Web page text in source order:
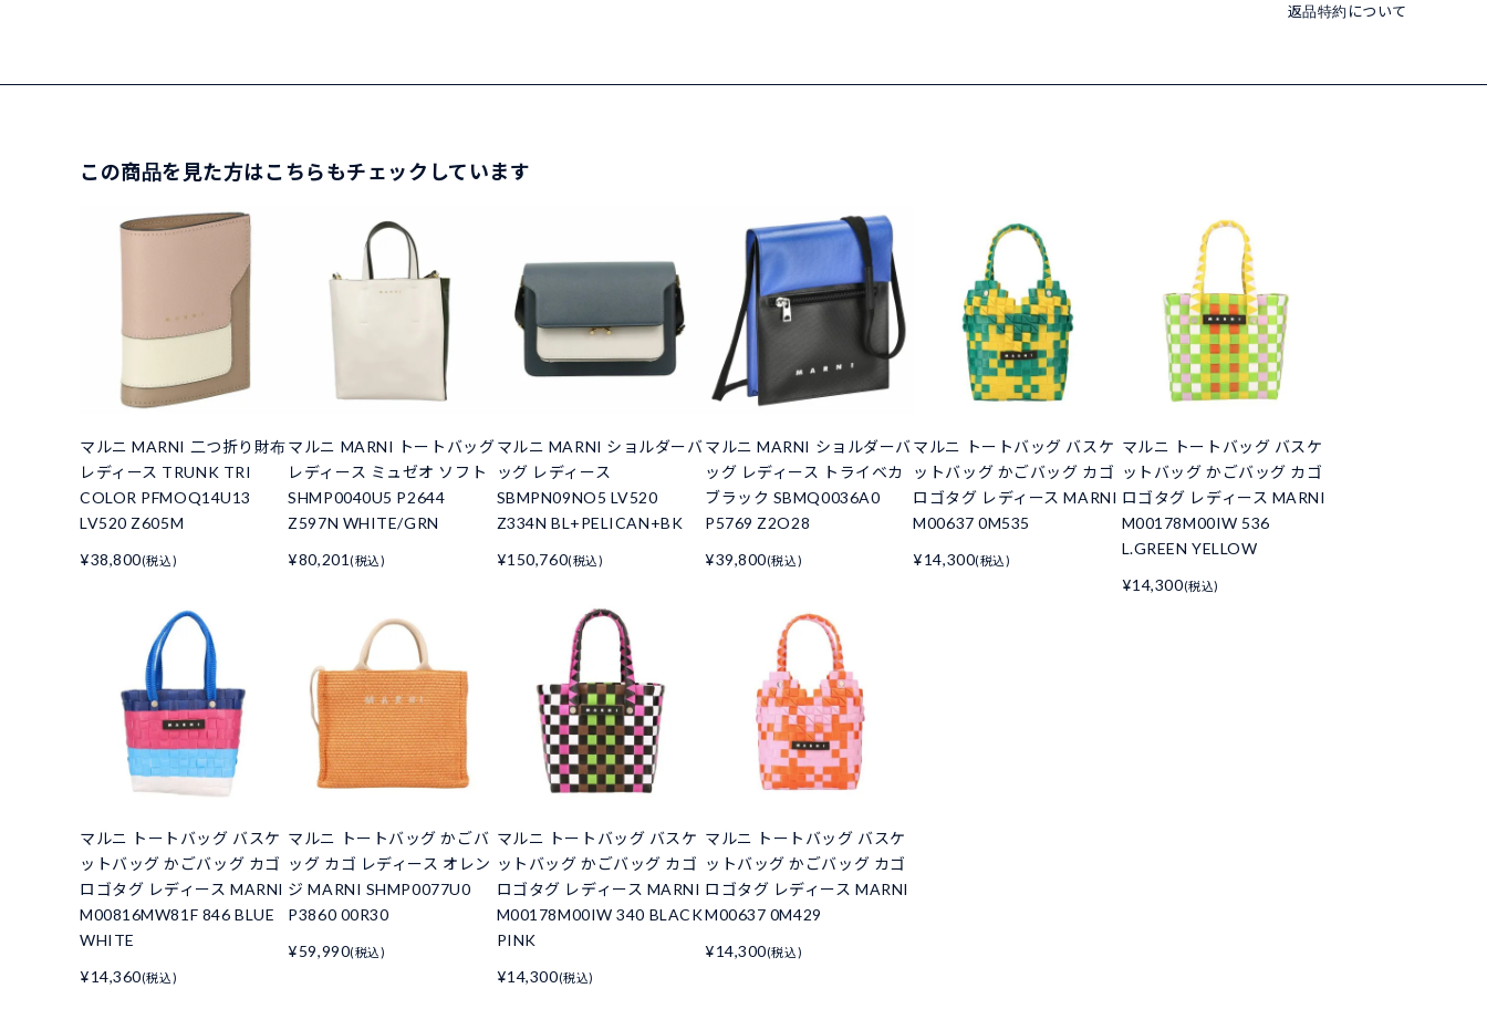
返品特約について
この商品を見た方はこちらもチェックしています
マルニ MARNI 二つ折り財布
レディース TRUNK TRI
COLOR PFMOQ14U13
LV520 Z605M
¥38,800(税込)
マルニ MARNI トートバッグ
レディース ミュゼオ ソフト
SHMP0040U5 P2644
Z597N WHITE/GRN
¥80,201 (税込)
マルニ MARNI ショルダーバ
ッグ レディース
SBMPN09NO5 LV520
Z334N BL+PELICAN+BK
¥150,760(税込)
マルニ MARNI ショルダーバ
ッグ レディース トライベカ
ブラック SBMQ0036A0
P5769 Z2O28
¥39,800(税込)
マルニ トートバッグ バスケ
ットバッグ かごバッグ カゴ
ロゴタグ レディース MARNI
M00637 0M535
¥14,300(税込)
マルニ トートバッグ バスケ
ットバッグ かごバッグ カゴ
ロゴタグ レディース MARNI
M00178M00IW 536
L.GREEN YELLOW
¥14,300(税込)
マルニ トートバッグ バスケ
ットバッグ かごバッグ カゴ
ロゴタグ レディース MARNI
M00816MW81F 846 BLUE
WHITE
¥14,360(税込)
マルニ トートバッグ かごバ
ッグ カゴ レディース オレン
ジ MARNI SHMP0077U0
P3860 00R30
¥59,990(税込)
マルニ トートバッグ バスケ
ットバッグ かごバッグ カゴ
ロゴタグ レディース MARNI
M00178M00IW 340 BLACK
PINK
¥14,300(税込)
マルニ トートバッグ バスケ
ットバッグ かごバッグ カゴ
ロゴタグ レディース MARNI
M00637 0M429
¥14,300(税込)